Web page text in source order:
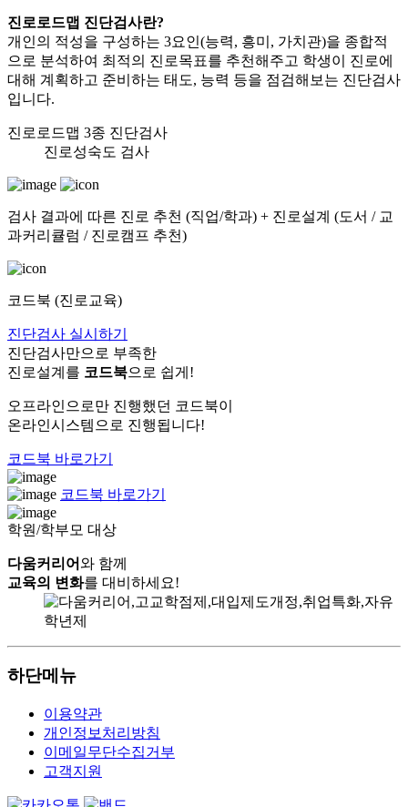
진로로드맵 진단검사란?
개인의 적성을 구성하는 3요인(능력, 흥미, 가치관)을 종합적
으로 분석하여 최적의 진로목표를 추천해주고 학생이 진로에
대해 계획하고 준비하는 태도, 능력 등을 점검해보는 진단검사
입니다.
진로로드맵 3종 진단검사
진로성숙도 검사
검사 결과에 따른 진로 추천 (직업/학과) + 진로설계 (도서 / 교
과커리큘럼 / 진로캠프 추천)
코드북 (진로교육)
진단검사 실시하기
진단검사만으로 부족한
진로설계를 코드북으로 쉽게!
오프라인으로만 진행했던 코드북이
온라인시스템으로 진행됩니다!
코드북 바로가기
코드북 바로가기
학원/학부모 대상
다움커리어와 함께
교육의 변화를 대비하세요!
하단메뉴
이용약관
개인정보처리방침
이메일무단수집거부
고객지원